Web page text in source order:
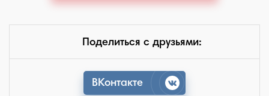
Поделиться с друзьями:
ВКонтакте